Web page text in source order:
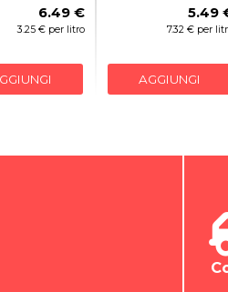
6.49 €
3.25 € per litro
5.49
7.32 € per
AGGIUNGI